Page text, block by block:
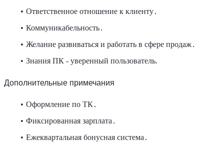
Ответственное отношение к клиенту․
Коммуникабельность․
Желание развиваться и работать в сфере продаж․
Знания ПК - уверенный пользователь.
Дополнительные примечания
Оформление по ТК․
Фиксированная зарплата․
Ежеквартальная бонусная система․